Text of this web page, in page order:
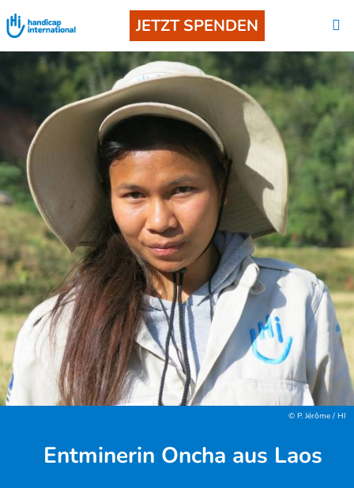
JETZT SPENDEN
© P. Jérôme / HI
Entminerin Oncha aus Laos